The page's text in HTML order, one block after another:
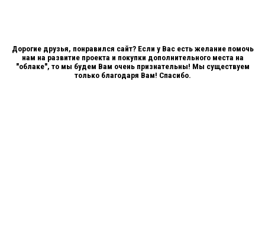
Дорогие друзья, понравился сайт? Если у Вас есть желание помочь
нам на развитие проекта и покупки дополнительного места на
"облаке", то мы будем Вам очень признательны! Мы существуем
только благодаря Вам! Спасибо.